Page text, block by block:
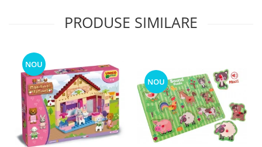
PRODUSE SIMILARE
NOU
NOU